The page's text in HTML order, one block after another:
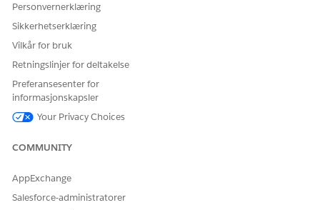
Personvernerklæring
Sikkerhetserklæring
Vilkår for bruk
Retningslinjer for deltakelse
Preferansesenter for
informasjonskapsler
Your Privacy Choices
COMMUNITY
AppExchange
Salesforce-administratorer